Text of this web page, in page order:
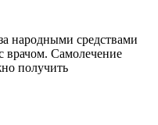
народными средствами
врачом. Самолечение
получить